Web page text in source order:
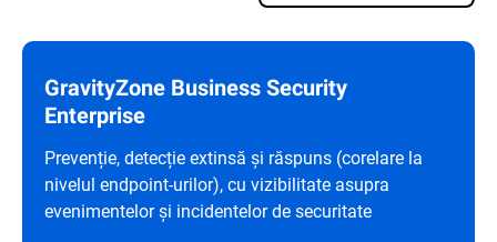
GravityZone Business Security
Enterprise
Prevenție, detecție extinsă și răspuns (corelare la
nivelul endpoint-urilor), cu vizibilitate asupra
evenimentelor și incidentelor de securitate